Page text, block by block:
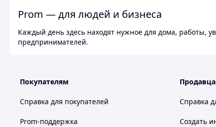
Prom — для людей и бизнеса
Каждый день здесь находят нужное для дома, работы,
предпринимателей.
Покупателям
Справка для покупателей
Prom-поддержка
Справка
Создать